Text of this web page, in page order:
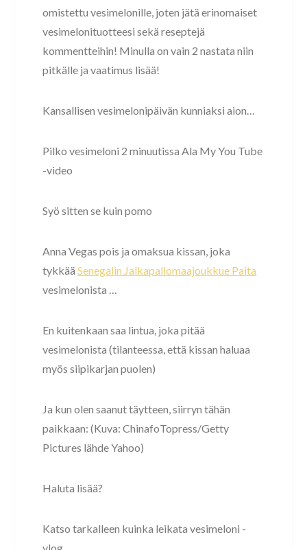
omistettu vesimelonille, joten jätä erinomaiset
vesimelonituotteesi sekä reseptejä
kommentteihin! Minulla on vain 2 nastata niin
pitkälle ja vaatimus lisää!
Kansallisen vesimelonipäivän kunniaksi aion…
Pilko vesimeloni 2 minuutissa Ala My You Tube
-video
Syö sitten se kuin pomo
Anna Vegas pois ja omaksua kissan, joka
tykkääSenegalin Jalkapallomaajoukkue Paita
vesimelonista …
En kuitenkaan saa lintua, joka pitää
vesimelonista (tilanteessa, että kissan haluaa
myös siipikarjan puolen)
Ja kun olen saanut täytteen, siirryn tähän
paikkaan: (Kuva: ChinafoTopress/Getty
Pictures lähde Yahoo)
Haluta lisää?
Katso tarkalleen kuinka leikata vesimeloni -